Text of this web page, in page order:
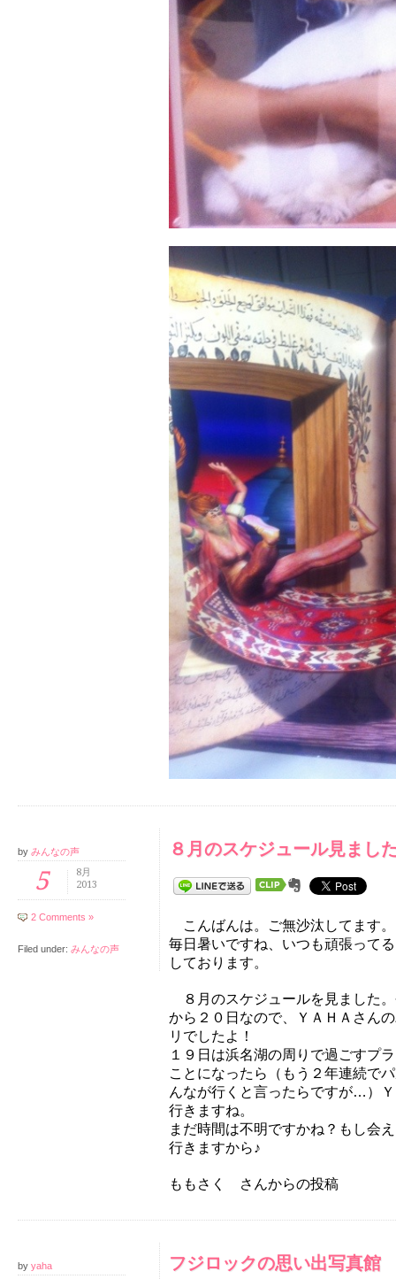
by みんなの声
5
8月
2013
2 Comments »
Filed under: みんなの声
８月のスケジュール見まし
こんばんは。ご無沙汰してます。
毎日暑いですね、いつも頑張って
しております。
８月のスケジュールを見ました
から２０日なので、ＹＡＨＡさん
リでしたよ！
１９日は浜名湖の周りで過ごすプ
ことになったら（もう２年連続で
んなが行くと言ったらですが…）
行きますね。
まだ時間は不明ですかね？もし会
行きますから♪
ももさく さんからの投稿
by yaha フジロックの思い出写真館